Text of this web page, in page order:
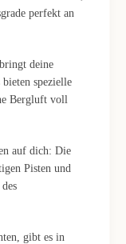
perfekt an
deine
spezielle
Bergluft voll
auf dich: Die
Pisten und
gibt es in